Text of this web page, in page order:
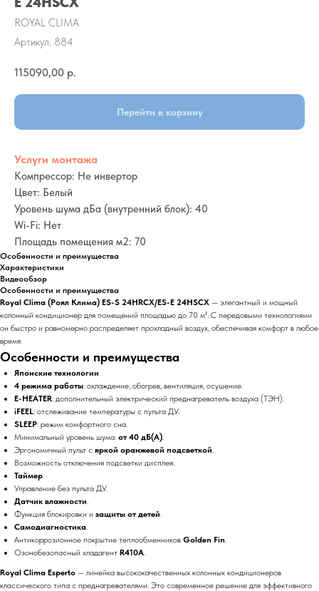
ROYAL CLIMA
Артикул: 884
115090,00 р.
Перейти в корзину
Услуги монтажа
Компрессор: Не инвертор
Цвет: Белый
Уровень шума дБа (внутренний блок): 40
Wi-Fi: Нет
Площадь помещения м2: 70
Особенности и преимущества
Характеристики
Видеообзор
Особенности и преимущества
Royal Clima (Роял Клима) ES-S 24HRCX/ES-E 24HSCX — элегантный и мощный
колонный кондиционер для помещений площадью до 70 м². С передовыми технологиями
он быстро и равномерно распределяет прохладный воздух, обеспечивая комфорт в любое
время.
Особенности и преимущества
Японские технологии.
4 режима работы: охлаждение, обогрев, вентиляция, осушение.
E-HEATER: дополнительный электрический преднагреватель воздуха (ТЭН).
iFEEL: отслеживание температуры с пульта ДУ.
SLEEP: режим комфортного сна.
Минимальный уровень шума: от 40 дБ(А).
Эргономичный пульт с яркой оранжевой подсветкой.
Возможность отключения подсветки дисплея.
Таймер.
Управление без пульта ДУ.
Датчик влажности.
Функция блокировки и защиты от детей.
Самодиагностика.
Антикоррозионное покрытие теплообменников Golden Fin.
Озонобезопасный хладагент R410A.
Royal Clima Esperto — линейка высококачественных колонных кондиционеров
классического типа с преднагревателями. Это современное решение для эффективного